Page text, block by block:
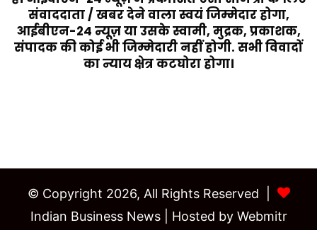
संवाददाता / खबर देने वाला स्वयं जिम्मेदार होगा,
आईबीएन-24 न्यूज़ या उसके स्वामी, मुद्रक, प्रकाशक,
संपादक की कोई भी जिम्मेदारी नहीं होगी. सभी विवादों
का न्याय क्षेत्र कटघोरा होगा।
© Copyright 2026, All Rights Reserved |
Indian Business News| Hosted by Webmitr